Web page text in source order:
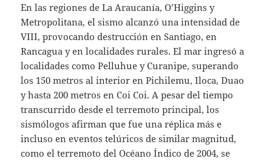
En las regiones de La Araucanía, O’Higgins y
Metropolitana, el sismo alcanzó una intensidad de
VIII, provocando destrucción en Santiago, en
Rancagua y en localidades rurales. El mar ingresó a
localidades como Pelluhue y Curanipe, superando
los 150 metros al interior en Pichilemu, Iloca, Duao
y hasta 200 metros en Coi Coi. A pesar del tiempo
transcurrido desde el terremoto principal, los
sismólogos afirman que fue una réplica más e
incluso en eventos telúricos de similar magnitud,
como el terremoto del Océano Índico de 2004, se